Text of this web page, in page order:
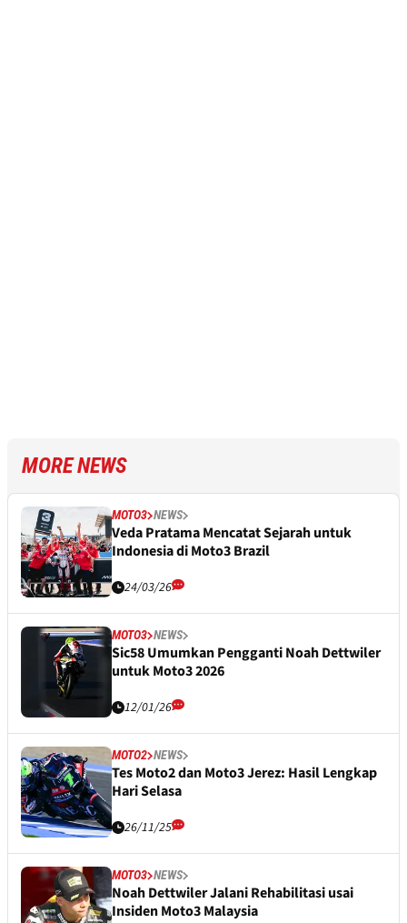
MORE NEWS
MOTO3 NEWS
Veda Pratama Mencatat Sejarah untuk
Indonesia di Moto3 Brazil
24/03/26
MOTO3 NEWS
Sic58 Umumkan Pengganti Noah Dettwiler
untuk Moto3 2026
12/01/26
MOTO2 NEWS
Tes Moto2 dan Moto3 Jerez: Hasil Lengkap
Hari Selasa
26/11/25
MOTO3 NEWS
Noah Dettwiler Jalani Rehabilitasi usai
Insiden Moto3 Malaysia